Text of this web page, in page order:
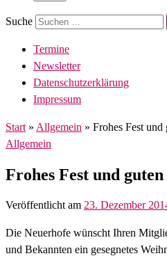
Suche
Termine
Newsletter
Datenschutzerklärung
Impressum
Start » Allgemein » Frohes Fest und
Allgemein
Frohes Fest und
Veröffentlicht am 23. Dezember
Die Neuerhofe wünscht Ihren
und Bekannten ein gesegnetes